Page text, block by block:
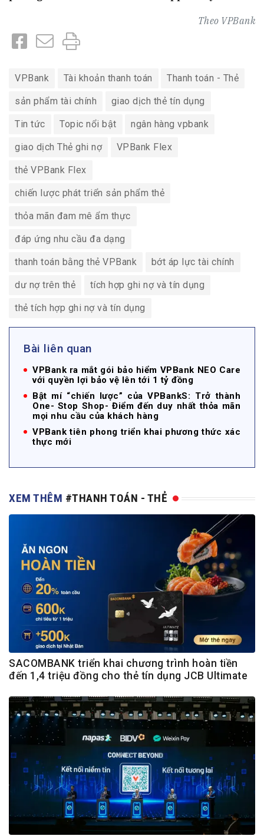
Theo VPBank
VPBank Tài khoản thanh toán Thanh toán - Thẻ
sản phẩm tài chính giao dịch thẻ tín dụng
Tin tức Topic nổi bật ngân hàng vpbank
giao dịch Thẻ ghi nợ VPBank Flex
thẻ VPBank Flex
chiến lược phát triển sản phẩm thẻ
thỏa mãn đam mê ẩm thực
đáp ứng nhu cầu đa dạng
thanh toán bằng thẻ VPBank bớt áp lực tài chính
dư nợ trên thẻ tích hợp ghi nợ và tín dụng
thẻ tích hợp ghi nợ và tín dụng
Bài liên quan
VPBank ra mắt gói bảo hiểm VPBank NEO Care
với quyền lợi bảo vệ lên tới 1 tỷ đồng
Bật mí “chiến lược” của VPBankS: Trở thành
One- Stop Shop- Điểm đến duy nhất thỏa mãn
mọi nhu cầu của khách hàng
VPBank tiên phong triển khai phương thức xác
thực mới
XEM THÊM #THANH TOÁN - THẺ
SACOMBANK triển khai chương trình hoàn tiền
đến 1,4 triệu đồng cho thẻ tín dụng JCB Ultimate